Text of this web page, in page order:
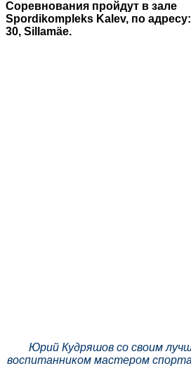
Соревнования пройдут в зале
Spordikompleks Kalev, по
30, Sillamäe.
Юрий Кудряшов со своим
воспитанником мастером